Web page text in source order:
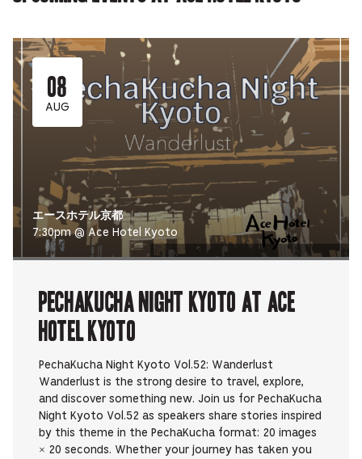
08
AUG
エースホテル京都
7:30pm @ Ace Hotel Kyoto
PechaKucha Night Kyoto at Ace
Hotel Kyoto
PechaKucha Night Kyoto Vol.52: Wanderlust
Wanderlust is the strong desire to travel, explore,
and discover something new. Join us for PechaKucha
Night Kyoto Vol.52 as speakers share stories inspired
by this theme in the PechaKucha format: 20 images
× 20 seconds. Whether your journey has taken you